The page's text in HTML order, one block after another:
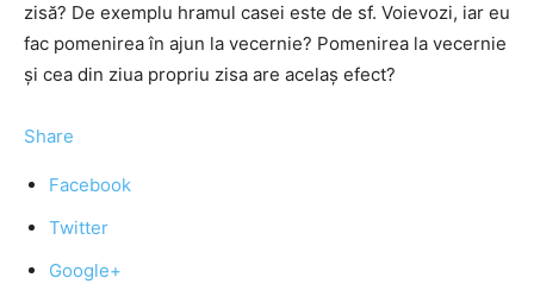
zisă? De exemplu hramul casei este de sf. Voievozi, iar eu
fac pomenirea în ajun la vecernie? Pomenirea la vecernie
şi cea din ziua propriu zisa are acelaş efect?
Share
Facebook
Twitter
Google+